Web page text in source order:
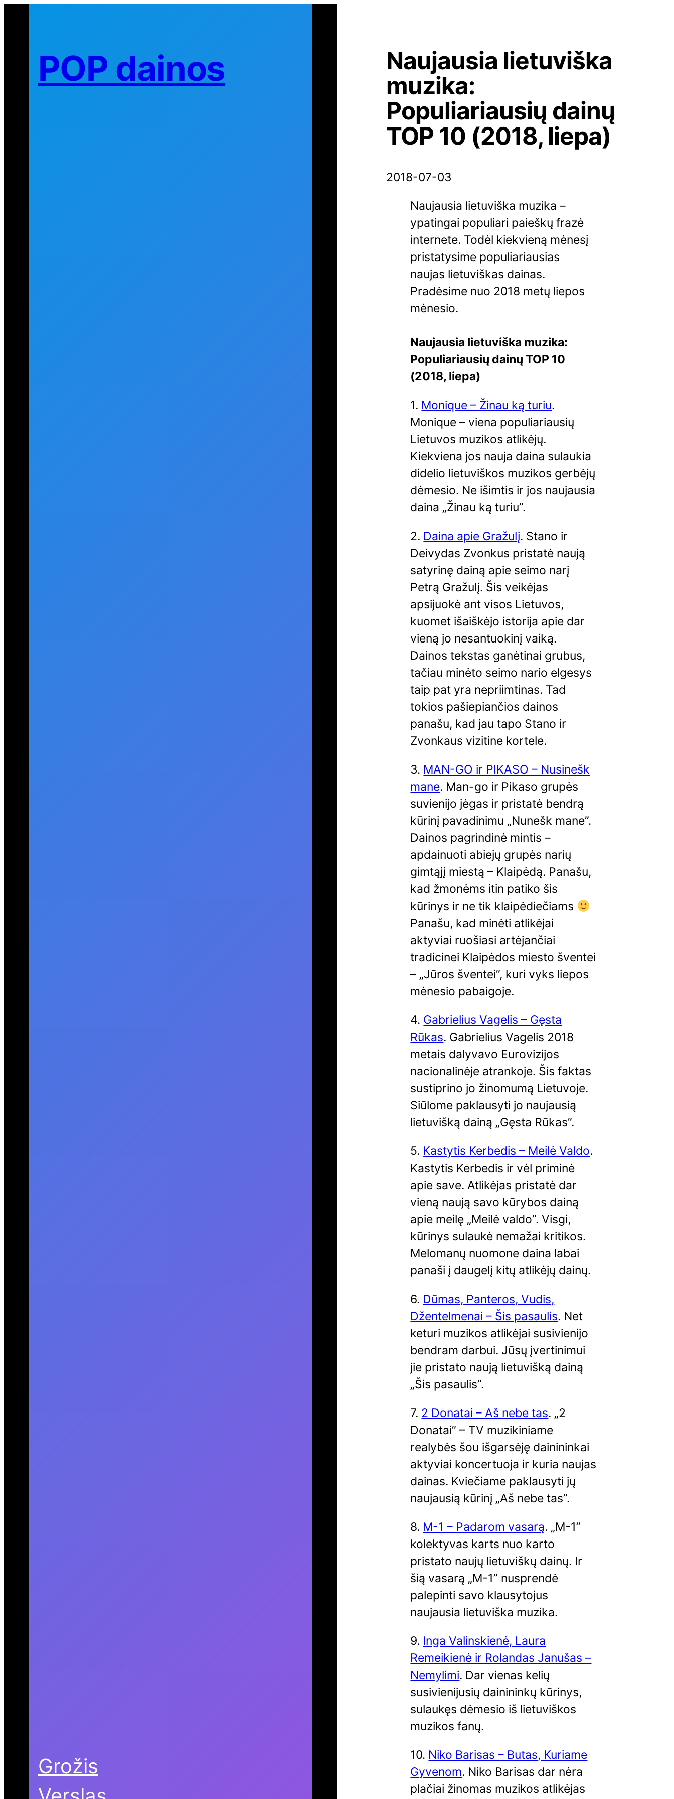
POP dainos
Grožis
Naujausia lietuviška
muzika:
Populiariausių dainų
TOP 10 (2018, liepa)
2018-07-03
Naujausia lietuviška muzika –
ypatingai populiari paieškų frazė
internete. Todėl kiekvieną mėnesį
pristatysime populiariausias
naujas lietuviškas dainas.
Pradėsime nuo 2018 metų liepos
mėnesio.
Naujausia lietuviška muzika:
Populiariausių dainų TOP 10
(2018, liepa)
1. Monique – Žinau ką turiu.
Monique – viena populiariausių
Lietuvos muzikos atlikėjų.
Kiekviena jos nauja daina sulaukia
didelio lietuviškos muzikos gerbėjų
dėmesio. Ne išimtis ir jos naujausia
daina „Žinau ką turiu”.
2. Daina apie Gražulį. Stano ir
Deivydas Zvonkus pristatė naują
satyrinę dainą apie seimo narį
Petrą Gražulį. Šis veikėjas
apsijuokė ant visos Lietuvos,
kuomet išaiškėjo istorija apie dar
vieną jo nesantuokinį vaiką.
Dainos tekstas ganėtinai grubus,
tačiau minėto seimo nario elgesys
taip pat yra nepriimtinas. Tad
tokios pašiepiančios dainos
panašu, kad jau tapo Stano ir
Zvonkaus vizitine kortele.
3. MAN-GO ir PIKASO – Nusinešk
mane. Man-go ir Pikaso grupės
suvienijo jėgas ir pristatė bendrą
kūrinį pavadinimu „Nunešk mane”.
Dainos pagrindinė mintis –
apdainuoti abiejų grupės narių
gimtąjį miestą – Klaipėdą. Panašu,
kad žmonėms itin patiko šis
kūrinys ir ne tik klaipėdiečiams
Panašu, kad minėti atlikėjai
aktyviai ruošiasi artėjančiai
tradicinei Klaipėdos miesto šventei
– „Jūros šventei”, kuri vyks liepos
mėnesio pabaigoje.
4. Gabrielius Vagelis – Gęsta
Rūkas. Gabrielius Vagelis 2018
metais dalyvavo Eurovizijos
nacionalinėje atrankoje. Šis faktas
sustiprino jo žinomumą Lietuvoje.
Siūlome paklausyti jo naujausią
lietuvišką dainą „Gęsta Rūkas”.
5. Kastytis Kerbedis – Meilė Valdo.
Kastytis Kerbedis ir vėl priminė
apie save. Atlikėjas pristatė dar
vieną naują savo kūrybos dainą
apie meilę „Meilė valdo”. Visgi,
kūrinys sulaukė nemažai kritikos.
Melomanų nuomone daina labai
panaši į daugelį kitų atlikėjų dainų.
6. Dūmas, Panteros, Vudis,
Džentelmenai – Šis pasaulis. Net
keturi muzikos atlikėjai susivienijo
bendram darbui. Jūsų įvertinimui
jie pristato naują lietuvišką dainą
„Šis pasaulis”.
7. 2 Donatai – Aš nebe tas. „2
Donatai” – TV muzikiniame
realybės šou išgarsėję dainininkai
aktyviai koncertuoja ir kuria naujas
dainas. Kviečiame paklausyti jų
naujausią kūrinį „Aš nebe tas”.
8. M-1 – Padarom vasarą. „M-1”
kolektyvas karts nuo karto
pristato naujų lietuviškų dainų. Ir
šią vasarą „M-1” nusprendė
palepinti savo klausytojus
naujausia lietuviška muzika.
9. Inga Valinskienė, Laura
Remeikienė ir Rolandas Janušas –
Nemylimi. Dar vienas kelių
susivienijusių dainininkų kūrinys,
sulaukęs dėmesio iš lietuviškos
muzikos fanų.
10. Niko Barisas – Butas, Kuriame
Gyvenom. Niko Barisas dar nėra
plačiai žinomas muzikos atlikėjas